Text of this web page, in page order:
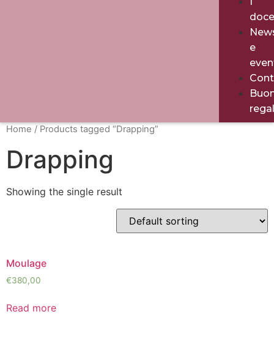
e
Home / Products tagged “Drapping”
Drapping
Showing the single result
Moulage
€380,00
Read more